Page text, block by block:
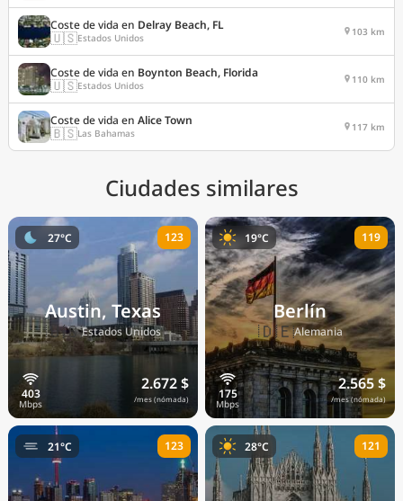
Coste de vida en Delray Beach, FL
🇺🇸Estados Unidos 103 km
Coste de vida en Boynton Beach, Florida
🇺🇸Estados Unidos 110 km
Coste de vida en Alice Town
🇧🇸Las Bahamas 117 km
Ciudades similares
Austin, Texas
🇺🇸Estados Unidos
2.672 $
/mes (nómada)
27°C 123
Berlín
🇩🇪Alemania
2.565 $
/mes (nómada)
19°C 119
21°C 123 28°C 121